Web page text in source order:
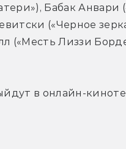
Бабак Анвари
(«Черное
(«Месть Лиззи
в онлайн-